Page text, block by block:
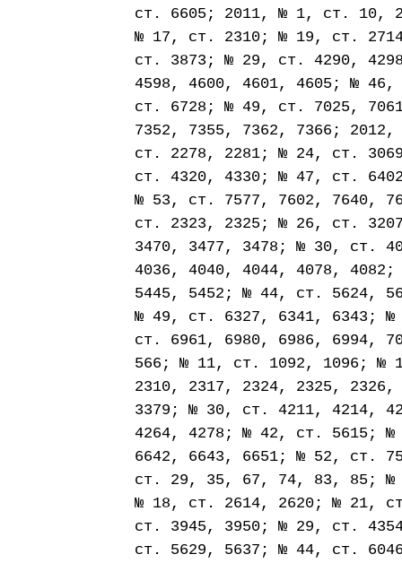
ст. 6605; 2011, № 1, ст. 10,
№ 17, ст. 2310; № 19, ст.
ст. 3873; № 29, ст. 4290,
4598, 4600, 4601, 4605; №
ст. 6728; № 49, ст. 7025,
7352, 7355, 7362, 7366;
ст. 2278, 2281; № 24, ст.
ст. 4320, 4330; № 47, ст.
№ 53, ст. 7577, 7602, 7640,
ст. 2323, 2325; № 26, ст.
3470, 3477, 3478; № 30, ст.
4036, 4040, 4044, 4078,
5445, 5452; № 44, ст. 5624,
№ 49, ст. 6327, 6341, 6343;
ст. 6961, 6980, 6986, 6994,
566; № 11, ст. 1092, 1096; №
2310, 2317, 2324, 2325,
3379; № 30, ст. 4211, 4214,
4264, 4278; № 42, ст. 5615;
6642, 6643, 6651; № 52, ст.
ст. 29, 35, 67, 74, 83, 85; №
№ 18, ст. 2614, 2620; № 21,
ст. 3945, 3950; № 29, ст.
ст. 5629, 5637; № 44, ст.